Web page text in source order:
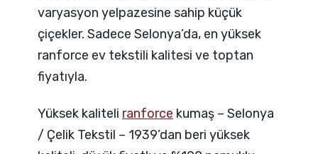
varyasyon yelpazesine sahip küçük
çiçekler. Sadece Selonya’da, en yüksek
ranforce ev tekstili kalitesi ve toptan
fiyatıyla.
Yüksek kaliteli ranforce kumaş – Selonya
/ Çelik Tekstil – 1939’dan beri yüksek